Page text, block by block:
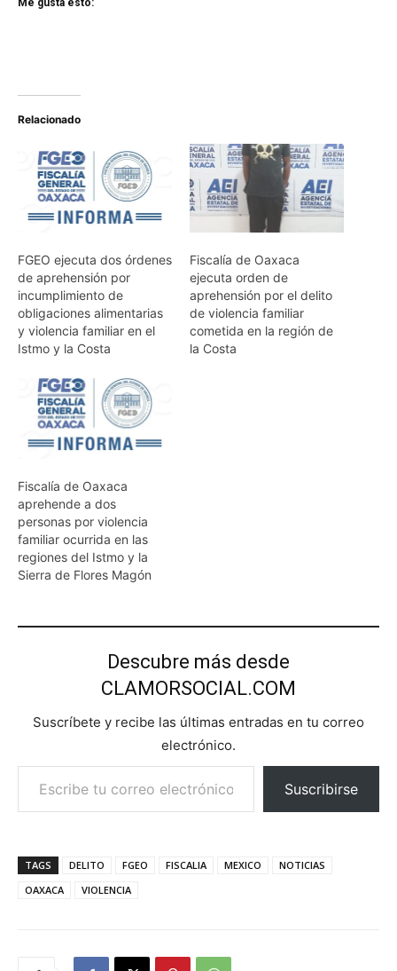
Me gusta esto:
Relacionado
FGEO ejecuta dos órdenes
de aprehensión por
incumplimiento de
obligaciones alimentarias
y violencia familiar en el
Istmo y la Costa
Fiscalía de Oaxaca
ejecuta orden de
aprehensión por el delito
de violencia familiar
cometida en la región de
la Costa
Fiscalía de Oaxaca
aprehende a dos
personas por violencia
familiar ocurrida en las
regiones del Istmo y la
Sierra de Flores Magón
Descubre más desde
CLAMORSOCIAL.COM
Suscríbete y recibe las últimas entradas en tu correo
electrónico.
Escribe tu correo electrónico…
Suscribirse
TAGS DELITO FGEO FISCALIA MEXICO
NOTICIAS
OAXACA
VIOLENCIA